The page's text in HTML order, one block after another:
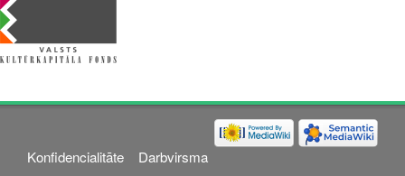
Konfidencialitāte Darbvirsma